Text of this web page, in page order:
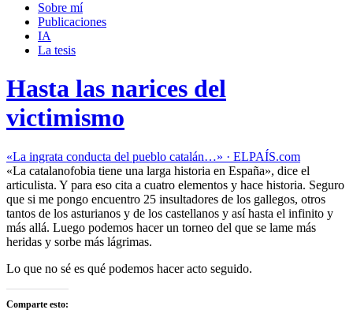
búsqueda
Sobre mí­
Publicaciones
IA
La tesis
Hasta las narices del
victimismo
«La ingrata conducta del pueblo catalán…» · ELPAÍS.com
«La catalanofobia tiene una larga historia en España», dice el
articulista. Y para eso cita a cuatro elementos y hace historia. Seguro
que si me pongo encuentro 25 insultadores de los gallegos, otros
tantos de los asturianos y de los castellanos y así hasta el infinito y
más allá. Luego podemos hacer un torneo del que se lame más
heridas y sorbe más lágrimas.
Lo que no sé es qué podemos hacer acto seguido.
Comparte esto: